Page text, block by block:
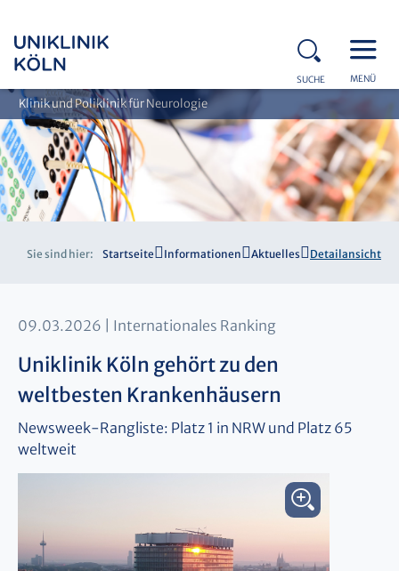
SUCHE MENÜ
Klinik und Poliklinik für Neurologie
Sie sind hier: Startseite Informationen Aktuelles Detailansicht
09.03.2026 Internationales Ranking
Uniklinik Köln gehört zu den
weltbesten Krankenhäusern
Newsweek-Rangliste: Platz 1 in NRW und Platz 65
weltweit